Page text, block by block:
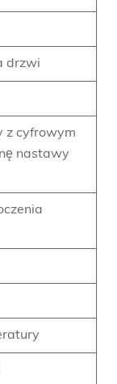
drzwi
z cyfrowym
nastawy